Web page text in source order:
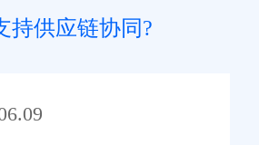
持供应链协同?